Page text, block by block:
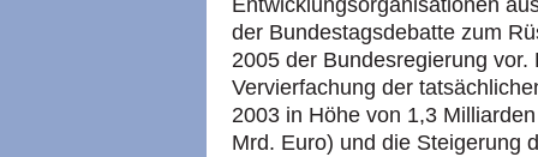
Entwicklungsorganisationen
der Bundestagsdebatte zum
2005 der Bundesregierung
Vervierfachung der
2003 in Höhe von 1,3
Mrd. Euro) und die Steigerung